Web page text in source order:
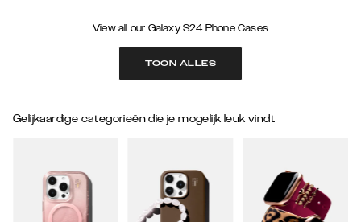
View all our Galaxy S24 Phone Cases
TOON ALLES
Gelijkaardige categorieën die je mogelijk leuk vindt